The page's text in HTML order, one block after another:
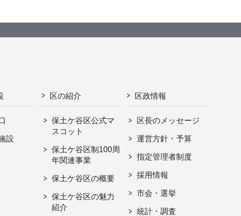
設
区の紹介
保土ケ谷区公式マ
スコット
保土ケ谷区制100周
年関連事業
保土ケ谷区の概要
保土ケ谷区の魅力
紹介
区政情報
区長のメッセージ
運営方針・予算
指定管理者制度
採用情報
市会・選挙
統計・調査